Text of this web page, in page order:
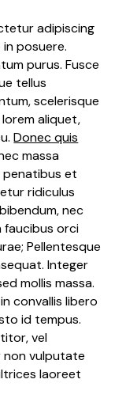
adipiscing
posuere.
purus. Fusce
tellus
scelerisque
aliquet,
Donec quis
massa
penatibus et
ridiculus
nec
faucibus orci
Pellentesque
Integer
mollis massa.
convallis libero
id tempus.
vel
non vulputate
laoreet